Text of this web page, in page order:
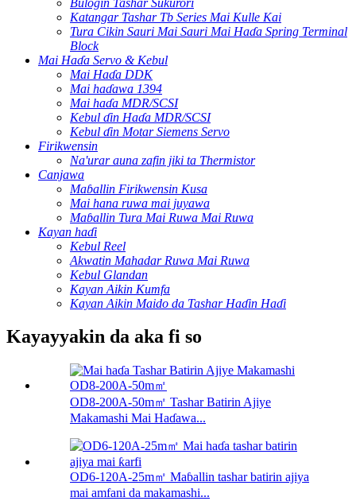
Katangar Tashar Tb Series Mai Kulle Kai
Tura Cikin Sauri Mai Sauri Mai Haɗa Spring Terminal
Block
Mai Haɗa Servo & Kebul
Mai Haɗa DDK
Mai haɗawa 1394
Mai haɗa MDR/SCSI
Kebul ɗin Haɗa MDR/SCSI
Kebul ɗin Motar Siemens Servo
Firikwensin
Na'urar auna zafin jiki ta Thermistor
Canjawa
Maɓallin Firikwensin Kusa
Mai hana ruwa mai juyawa
Maɓallin Tura Mai Ruwa Mai Ruwa
Kayan haɗi
Kebul Reel
Akwatin Mahadar Ruwa Mai Ruwa
Kebul Glandan
Kayan Aikin Kumfa
Kayan Aikin Maido da Tashar Haɗin Haɗi
Kayayyakin da aka fi so
OD8-200A-50m㎡ Tashar Batirin Ajiye
Makamashi Mai Haɗawa...
OD6-120A-25m㎡ Maɓallin tashar batirin ajiya
mai amfani da makamashi...